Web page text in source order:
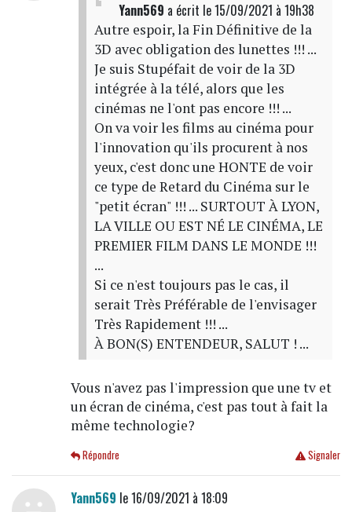
Yann569 a écrit le 15/09/2021 à 19h38
Autre espoir, la Fin Définitive de la
3D avec obligation des lunettes !!! ...
Je suis Stupéfait de voir de la 3D
intégrée à la télé, alors que les
cinémas ne l'ont pas encore !!! ...
On va voir les films au cinéma pour
l'innovation qu'ils procurent à nos
yeux, c'est donc une HONTE de voir
ce type de Retard du Cinéma sur le
"petit écran" !!! ... SURTOUT À LYON,
LA VILLE OU EST NÉ LE CINÉMA, LE
PREMIER FILM DANS LE MONDE !!!
...
Si ce n'est toujours pas le cas, il
serait Très Préférable de l'envisager
Très Rapidement !!! ...
À BON(S) ENTENDEUR, SALUT ! ...
Vous n'avez pas l'impression que une tv et
un écran de cinéma, c'est pas tout à fait la
même technologie?
Signaler
Répondre
Yann569 le 16/09/2021 à 18:09